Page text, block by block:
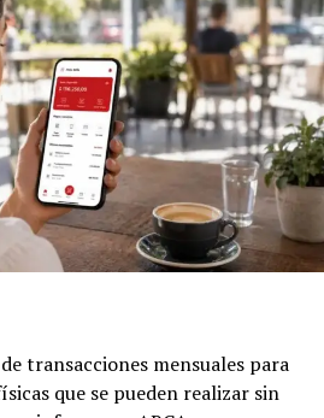
transacciones mensuales para
que se pueden realizar sin